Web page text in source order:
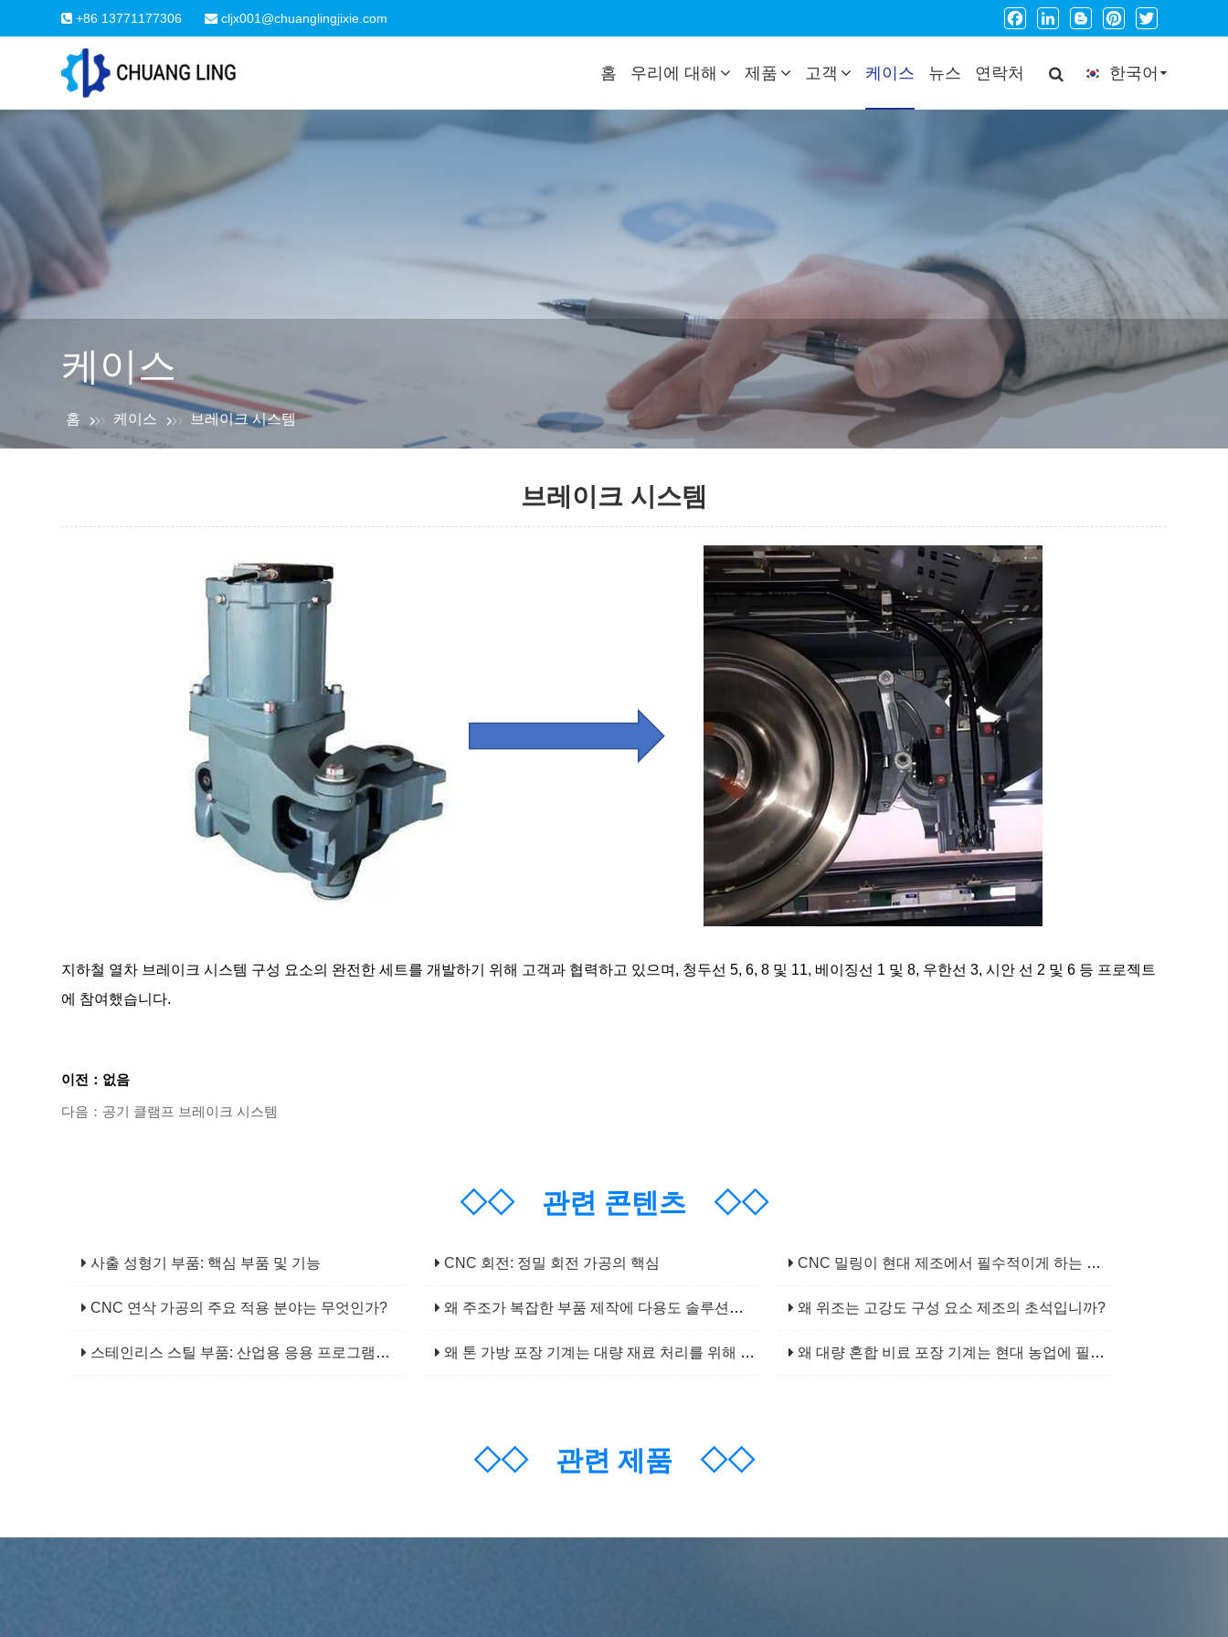
+86 13771177306 cljx001@chuanglingjixie.com Facebook
LinkedInBloggerPinterestTwitter
홈 우리에 대해 제품 고객 케이스 뉴스 연락처 한국어
케이스
홈 케이스 브레이크 시스템
브레이크 시스템
지하철 열차 브레이크 시스템 구성 요소의 완전한 세트를 개발하기 위해 고객과 협력하고 있으며, 청두선 5, 6, 8 및 11, 베이징선 1 및 8, 우한선 3, 시안 선 2 및 6 등 프로젝트
에 참여했습니다.
이전：없음
다음：공기 클램프 브레이크 시스템
◇◇관련 콘텐츠 ◇◇
사출 성형기 부품: 핵심 부품 및 기능 CNC 회전: 정밀 회전 가공의 핵심 CNC 밀링이 현대 제조에서 필수적이게 하는 것은 무엇입니까?
CNC 연삭 가공의 주요 적용 분야는 무엇인가? 왜 주조가 복잡한 부품 제작에 다용도 솔루션인가? 왜 위조는 고강도 구성 요소 제조의 초석입니까?
스테인리스 스틸 부품: 산업용 응용 프로그램을 위한 신뢰할 수 있는 선택 왜 톤 가방 포장 기계는 대량 재료 처리를 위해 필수적입니까? 왜 대량 혼합 비료 포장 기계는 현대 농업에 필수적입니까?
◇◇관련 제품 ◇◇